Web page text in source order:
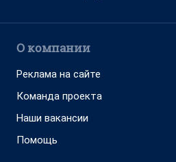
О компании
Реклама на сайте
Команда проекта
Наши вакансии
Помощь